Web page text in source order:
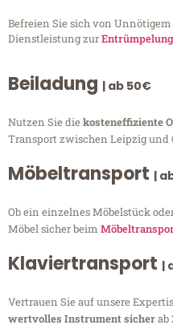
Befreien Sie sich von
Dienstleistung zurEntrümpelung
Beiladung | ab 50€
Nutzen Sie diekosteneffiziente
Transport zwischen Leipzig und
Möbeltransport |
Ob ein einzelnes Möbelstück
Möbel sicher beim
Klaviertransport |
Vertrauen Sie auf unsere
wertvolles Instrument sicherab